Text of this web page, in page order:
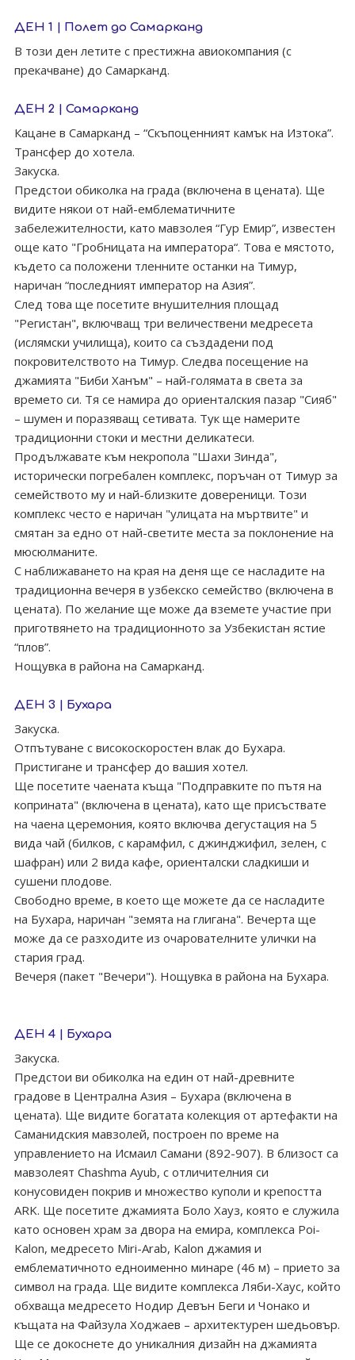
ДЕН 1 | Полет до Самарканд
В този ден летите с престижна авиокомпания (с
прекачване) до Самарканд.
ДЕН 2 | Самарканд
Кацане в Самарканд – “Скъпоценният камък на Изтока”.
Трансфер до хотела.
Закуска.
Предстои обиколка на града (включена в цената). Ще
видите някои от най-емблематичните
забележителности, като мавзолея “Гур Емир”, известен
още като "Гробницата на императора“. Това е мястото,
където са положени тленните останки на Тимур,
наричан “последният император на Азия”.
След това ще посетите внушителния площад
"Регистан", включващ три величествени медресета
(ислямски училища), които са създадени под
покровителството на Тимур. Следва посещение на
джамията "Биби Ханъм" – най-голямата в света за
времето си. Тя се намира до ориенталския пазар "Сияб"
– шумен и поразяващ сетивата. Тук ще намерите
традиционни стоки и местни деликатеси.
Продължавате към некропола "Шахи Зинда",
исторически погребален комплекс, поръчан от Тимур за
семейството му и най-близките довереници. Този
комплекс често е наричан "улицата на мъртвите" и
смятан за едно от най-светите места за поклонение на
мюсюлманите.
С наближаването на края на деня ще се насладите на
традиционна вечеря в узбекско семейство (включена в
цената). По желание ще може да вземете участие при
приготвянето на традиционното за Узбекистан ястие
“плов”.
Нощувка в района на Самарканд.
ДЕН 3 | Бухара
Закуска.
Отпътуване с високоскоростен влак до Бухара.
Пристигане и трансфер до вашия хотел.
Ще посетите чаената къща "Подправките по пътя на
коприната" (включена в цената), като ще присъствате
на чаена церемония, която включва дегустация на 5
вида чай (билков, с карамфил, с джинджифил, зелен, с
шафран) или 2 вида кафе, ориенталски сладкиши и
сушени плодове.
Свободно време, в коeто ще можете да се насладите
на Бухара, наричан "земята на глигана". Вечертa ще
може да се разходите из очарователните улички на
стария град.
Вечеря (пакет "Вечери"). Нощувка в района на Бухара.
ДЕН 4 | Бухара
Закуска.
Предстои ви обиколка на един от най-древните
градове в Централна Азия – Бухара (включена в
цената). Ще видите богатата колекция от артефакти на
Саманидския мавзолей, построен по време на
управлението на Исмаил Самани (892-907). В близост са
мавзолеят Chashma Ayub, с отличителния си
конусовиден покрив и множество куполи и крепостта
ARK. Ще посетите джамията Боло Хауз, която е служила
като основен храм за двора на емира, комплекса Poi-
Kalon, медресето Miri-Arab, Kalon джамия и
емблематичното едноименно минаре (46 м) – прието за
символ на града. Ще видите комплекса Ляби-Хаус, който
обхваща медресето Нодир Девън Беги и Чонако и
къщата на Файзула Ходжаев – архитектурен шедьовър.
Ще се докоснете до уникалния дизайн на джамията